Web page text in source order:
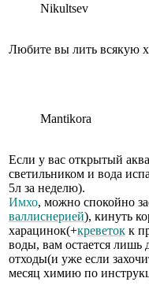
Nikultsev
Любите вы лить всякую
Mantikora
Если у вас открытый
светильником и вода
5л за неделю).
Имхо, можно спокойно
валлиснерией), кинуть
харацинок(+креветок к
воды, вам остается лишь
отходы(и уже если
месяц химию по